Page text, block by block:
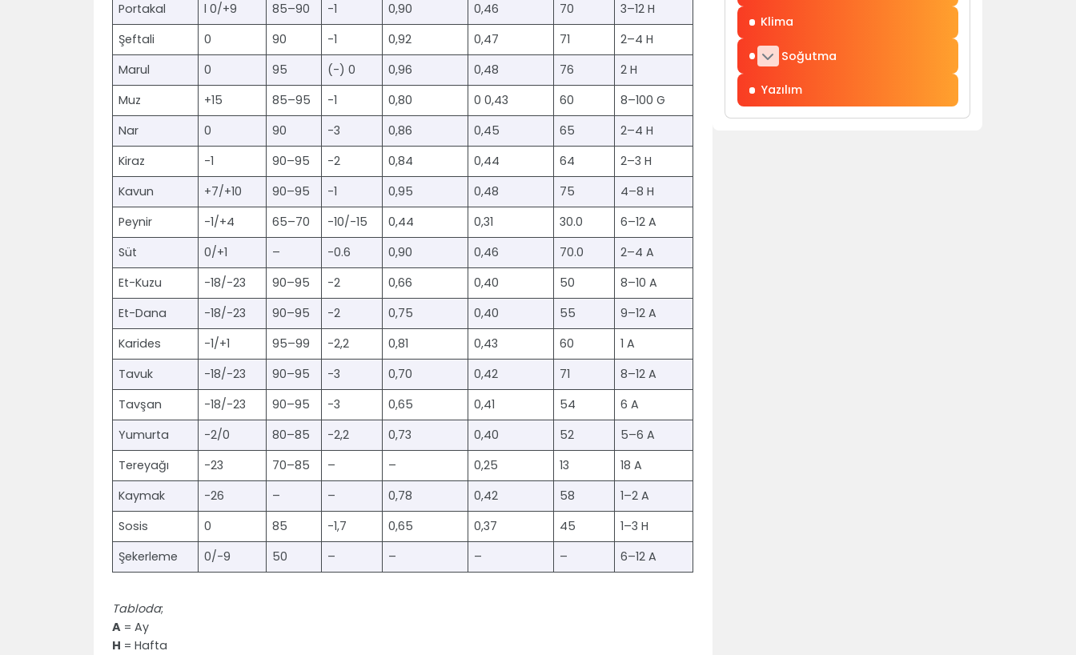
Portakal
l 0/+9 85–90 -1 0,90 0,46 70
3–12 H
Şeftali
0 90 -1 0,92 0,47 71
2–4 H
Marul
0 95 (-) 0 0,96 0,48 76
2 H
Muz
+15 85–95 -1 0,80 0 0,43 60
8–100 G
Nar
0 90 -3 0,86 0,45 65
2–4 H
Kiraz
-1 90–95 -2 0,84 0,44 64
2–3 H
Kavun
+7/+10 90–95 -1 0,95 0,48 75
4–8 H
Peynir
-1/+4 65–70 -10/-15 0,44 0,31 30.0
6–12 A
Süt
0/+1 – -0.6 0,90 0,46 70.0
2–4 A
Et-Kuzu
-18/-23 90–95 -2 0,66 0,40 50
8–10 A
Et-Dana
-18/-23 90–95 -2 0,75 0,40 55
9–12 A
Karides
-1/+1 95–99 -2,2 0,81 0,43 60
1 A
Tavuk
-18/-23 90–95 -3 0,70 0,42 71
8–12 A
Tavşan
-18/-23 90–95 -3 0,65 0,41 54
6 A
Yumurta
-2/0 80–85 -2,2 0,73 0,40 52
5–6 A
Tereyağı
-23 70–85 – – 0,25 13
18 A
Kaymak
-26 – – 0,78 0,42 58
1–2 A
Sosis
0 85 -1,7 0,65 0,37 45
1–3 H
Şekerleme
0/-9 50 – – – – 6–12 A
Tabloda;
A = Ay
H = Hafta
Klima
Soğutma
Yazılım